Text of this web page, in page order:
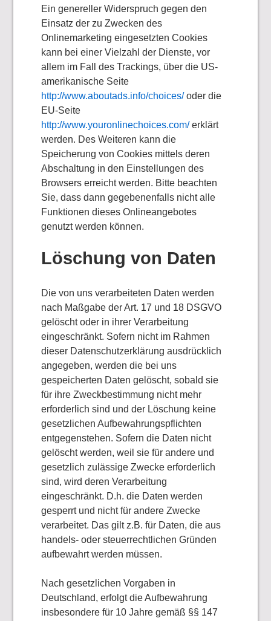
Ein genereller Widerspruch gegen den
Einsatz der zu Zwecken des
Onlinemarketing eingesetzten Cookies
kann bei einer Vielzahl der Dienste, vor
allem im Fall des Trackings, über die US-
amerikanische Seite
http://www.aboutads.info/choices/oder die
EU-Seite
http://www.youronlinechoices.com/erklärt
werden. Des Weiteren kann die
Speicherung von Cookies mittels deren
Abschaltung in den Einstellungen des
Browsers erreicht werden. Bitte beachten
Sie, dass dann gegebenenfalls nicht alle
Funktionen dieses Onlineangebotes
genutzt werden können.
Löschung von Daten
Die von uns verarbeiteten Daten werden
nach Maßgabe der Art. 17 und 18 DSGVO
gelöscht oder in ihrer Verarbeitung
eingeschränkt. Sofern nicht im Rahmen
dieser Datenschutzerklärung ausdrücklich
angegeben, werden die bei uns
gespeicherten Daten gelöscht, sobald sie
für ihre Zweckbestimmung nicht mehr
erforderlich sind und der Löschung keine
gesetzlichen Aufbewahrungspflichten
entgegenstehen. Sofern die Daten nicht
gelöscht werden, weil sie für andere und
gesetzlich zulässige Zwecke erforderlich
sind, wird deren Verarbeitung
eingeschränkt. D.h. die Daten werden
gesperrt und nicht für andere Zwecke
verarbeitet. Das gilt z.B. für Daten, die aus
handels- oder steuerrechtlichen Gründen
aufbewahrt werden müssen.
Nach gesetzlichen Vorgaben in
Deutschland, erfolgt die Aufbewahrung
insbesondere für 10 Jahre gemäß §§ 147